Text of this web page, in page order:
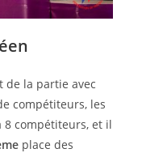
de la partie avec
compétiteurs, les
8 compétiteurs, et il
place des